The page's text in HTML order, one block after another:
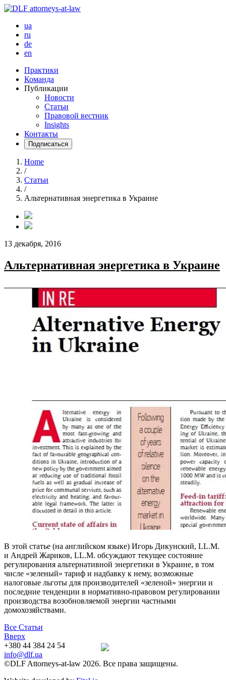
ua
ru
de
en
Практики
Команда
Публикации
Новости
Статьи
Правовой вестник
Insights
Контакты
Подписаться
Home
/
Статьи
/
Альтернативная энергетика в Украине
13 декабря, 2016
Альтернативная энергетика в Украине
В этой статье (на английском языке) Игорь Дикунский, LL.M.
и Андрей Жариков, LL.M. обсуждают текущее состояние
регулирования альтернативной энергетики в Украине, в том
числе «зеленый» тариф и надбавку к нему, возможные
налоговые льготы для производителей «зеленой» энергии и
последние тенденции в нормативно-правовом регулировании
производства возобновляемой энергии частными
домохозяйствами.
Все Статьи
Вверх
+380 44 384 24 54
info@dlf.ua
©DLF Attorneys-at-law 2026. Все права защищены.